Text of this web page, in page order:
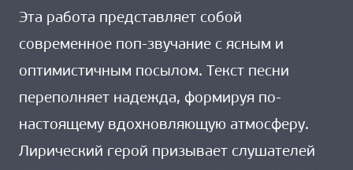
Эта работа представляет собой
современное поп-звучание с ясным и
оптимистичным посылом. Текст песни
переполняет надежда, формируя по-
настоящему вдохновляющую атмосферу.
Лирический герой призывает слушателей